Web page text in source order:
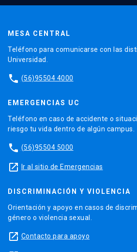
MESA CENTRAL
Teléfono para comunicarse con las
Universidad.
phone (56)95504 4000
EMERGENCIAS UC
Teléfono en caso de accidente o
riesgo tu vida dentro de algún campus.
phone (56)95504 5000
launch Ir al sitio de Emergencias
DISCRIMINACIÓN Y VIOLENCIA
Orientación y apoyo en casos de
género o violencia sexual.
launch Contacto para apoyo